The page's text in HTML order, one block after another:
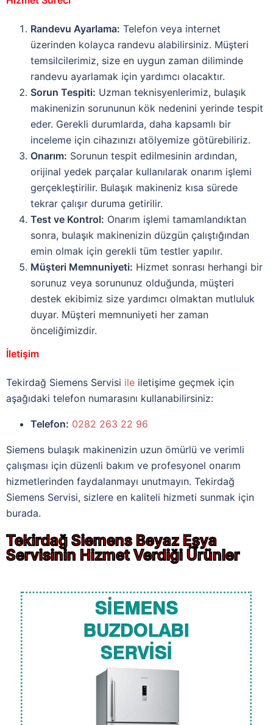
Randevu Ayarlama: Telefon veya internet
üzerinden kolayca randevu alabilirsiniz. Müşteri
temsilcilerimiz, size en uygun zaman diliminde
randevu ayarlamak için yardımcı olacaktır.
Sorun Tespiti: Uzman teknisyenlerimiz, bulaşık
makinenizin sorununun kök nedenini yerinde tespit
eder. Gerekli durumlarda, daha kapsamlı bir
inceleme için cihazınızı atölyemize götürebiliriz.
Onarım: Sorunun tespit edilmesinin ardından,
orijinal yedek parçalar kullanılarak onarım işlemi
gerçekleştirilir. Bulaşık makineniz kısa sürede
tekrar çalışır duruma getirilir.
Test ve Kontrol: Onarım işlemi tamamlandıktan
sonra, bulaşık makinenizin düzgün çalıştığından
emin olmak için gerekli tüm testler yapılır.
Müşteri Memnuniyeti: Hizmet sonrası herhangi bir
sorunuz veya sorununuz olduğunda, müşteri
destek ekibimiz size yardımcı olmaktan mutluluk
duyar. Müşteri memnuniyeti her zaman
önceliğimizdir.
İletişim
Tekirdağ Siemens Servisi ile iletişime geçmek için
aşağıdaki telefon numarasını kullanabilirsiniz:
Telefon: 0282 263 22 96
Siemens bulaşık makinenizin uzun ömürlü ve verimli
çalışması için düzenli bakım ve profesyonel onarım
hizmetlerinden faydalanmayı unutmayın. Tekirdağ
Siemens Servisi, sizlere en kaliteli hizmeti sunmak için
burada.
Tekirdağ Siemens Beyaz Eşya
Servisinin Hizmet Verdiği Ürünler